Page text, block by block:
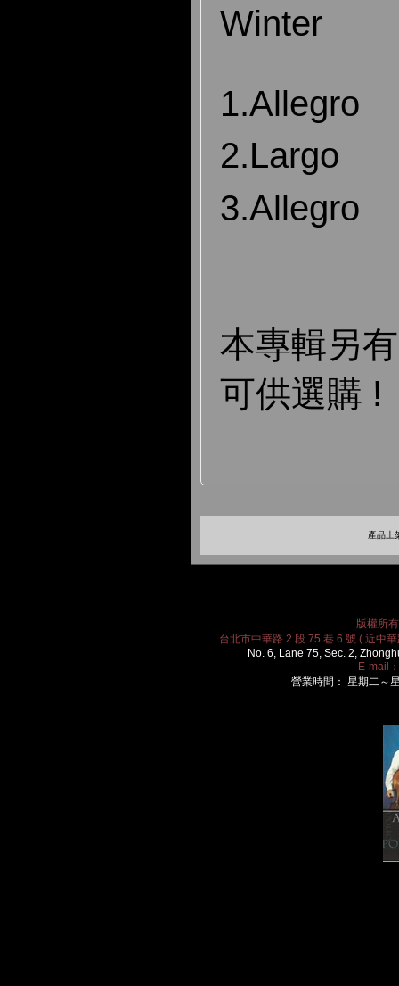
Winter
1.Allegro
2.Largo
3.Allegro
本專輯另
可供選購 !
產品上
版權所
台北市中華路 2 段 75 巷 6 號 ( 近中
No. 6, Lane 75, Sec. 2,
E-mail：
營業時間： 星期二～